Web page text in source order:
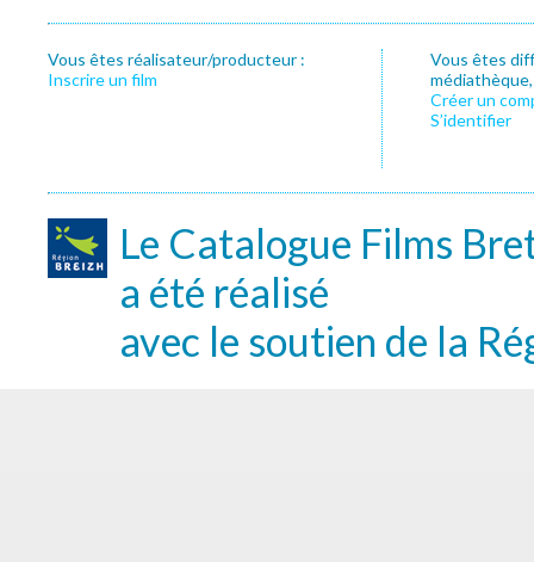
Vous êtes réalisateur/producteur :
Inscrire un film
Vous êtes
Créer un
S’identifier
Le Catalogue Films
a été réalisé
avec le soutien de la